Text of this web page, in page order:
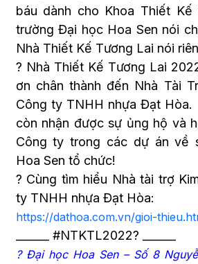
báu dành cho Khoa Thiết
trường Đại học Hoa Sen nói
Nhà Thiết Kế Tương Lai nói
? Nhà Thiết Kế Tương Lai
ơn chân thành đến Nhà Tài
Công ty TNHH nhựa Đạt
còn nhận được sự ủng hộ và
Công ty trong các dự án về
Hoa Sen tổ chức!
? Cùng tìm hiểu Nhà tài trợ
ty TNHH nhựa Đạt Hòa:
https://dathoa.com.vn/gioi-
______ #NTKTL2022? ______
? Đại học Hoa Sen – Số 8